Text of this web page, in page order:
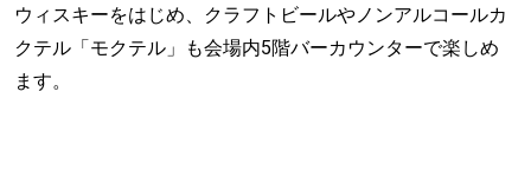
ウィスキーをはじめ、クラフトビールやノンアルコールカ
クテル「モクテル」も会場内5階バーカウンターで楽しめ
ます。